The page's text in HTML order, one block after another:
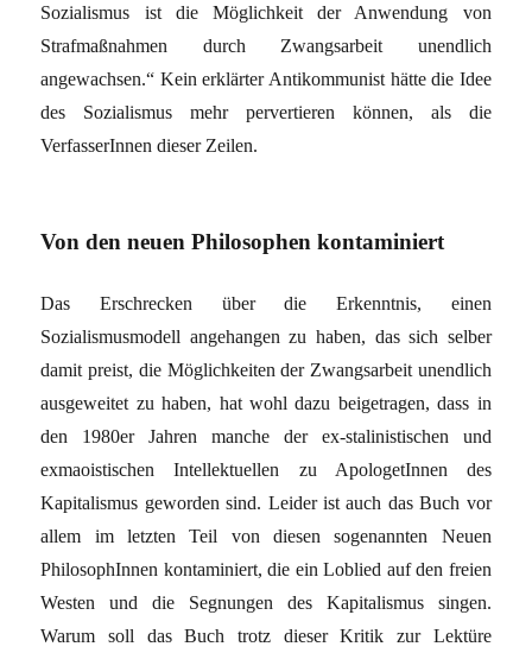
Sozialismus ist die Möglichkeit der Anwendung von
Strafmaßnahmen durch Zwangsarbeit unendlich
angewachsen.“ Kein erklärter Antikommunist hätte die Idee
des Sozialismus mehr pervertieren können, als die
VerfasserInnen dieser Zeilen.
Von den neuen Philosophen kontaminiert
Das Erschrecken über die Erkenntnis, einen
Sozialismusmodell angehangen zu haben, das sich selber
damit preist, die Möglichkeiten der Zwangsarbeit unendlich
ausgeweitet zu haben, hat wohl dazu beigetragen, dass in
den 1980er Jahren manche der ex-stalinistischen und
exmaoistischen Intellektuellen zu ApologetInnen des
Kapitalismus geworden sind. Leider ist auch das Buch vor
allem im letzten Teil von diesen sogenannten Neuen
PhilosophInnen kontaminiert, die ein Loblied auf den freien
Westen und die Segnungen des Kapitalismus singen.
Warum soll das Buch trotz dieser Kritik zur Lektüre